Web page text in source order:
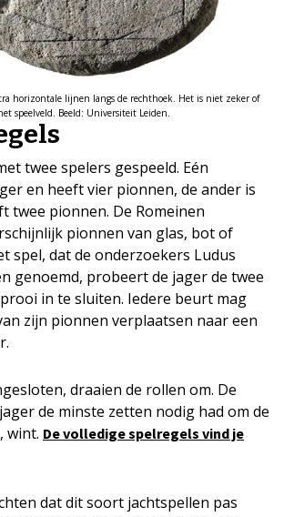
horizontale lijnen langs de rechthoek. Het is niet zeker of
speelveld. Beeld: Universiteit Leiden.
twee spelers gespeeld. Eén
en heeft vier pionnen, de ander is
twee pionnen. De Romeinen
pionnen van glas, bot of
spel, dat de onderzoekers Ludus
genoemd, probeert de jager de twee
in te sluiten. Iedere beurt mag
zijn pionnen verplaatsen naar een
draaien de rollen om. De
de minste zetten nodig had om de
wint. De volledige spelregels vind je
dat dit soort jachtspellen pas